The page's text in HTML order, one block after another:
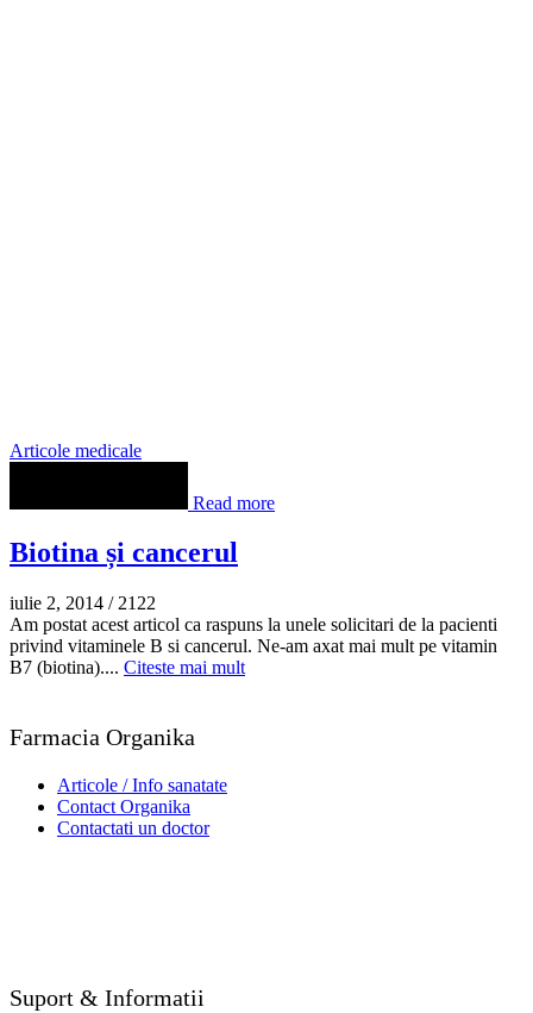
Articole medicale
Read more
Biotina și cancerul
iulie 2, 2014 / 2122
Am postat acest articol ca raspuns la unele solicitari de la pacienti
privind vitaminele B si cancerul. Ne-am axat mai mult pe vitamin
B7 (biotina).... Citeste mai mult
Farmacia Organika
Articole / Info sanatate
Contact Organika
Contactati un doctor
Suport & Informatii